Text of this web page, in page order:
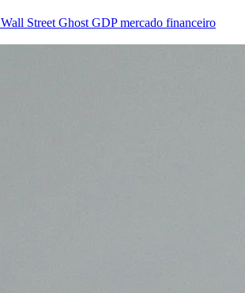
Wall Street Ghost GDPmercado financeiro